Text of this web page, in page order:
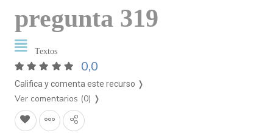
pregunta 319
Textos
0,0
Califica y comenta este recurso ❭
Ver comentarios (0) ❭